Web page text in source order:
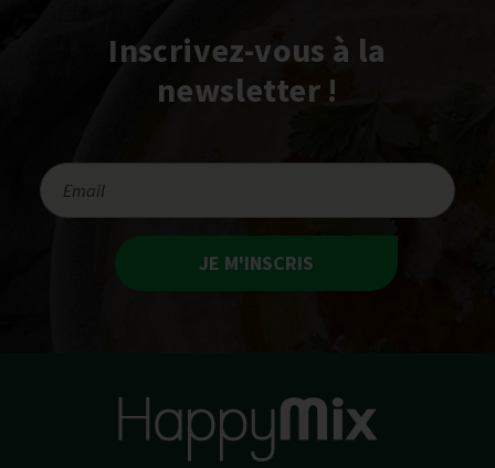
Inscrivez-vous à la
newsletter !
JE M'INSCRIS